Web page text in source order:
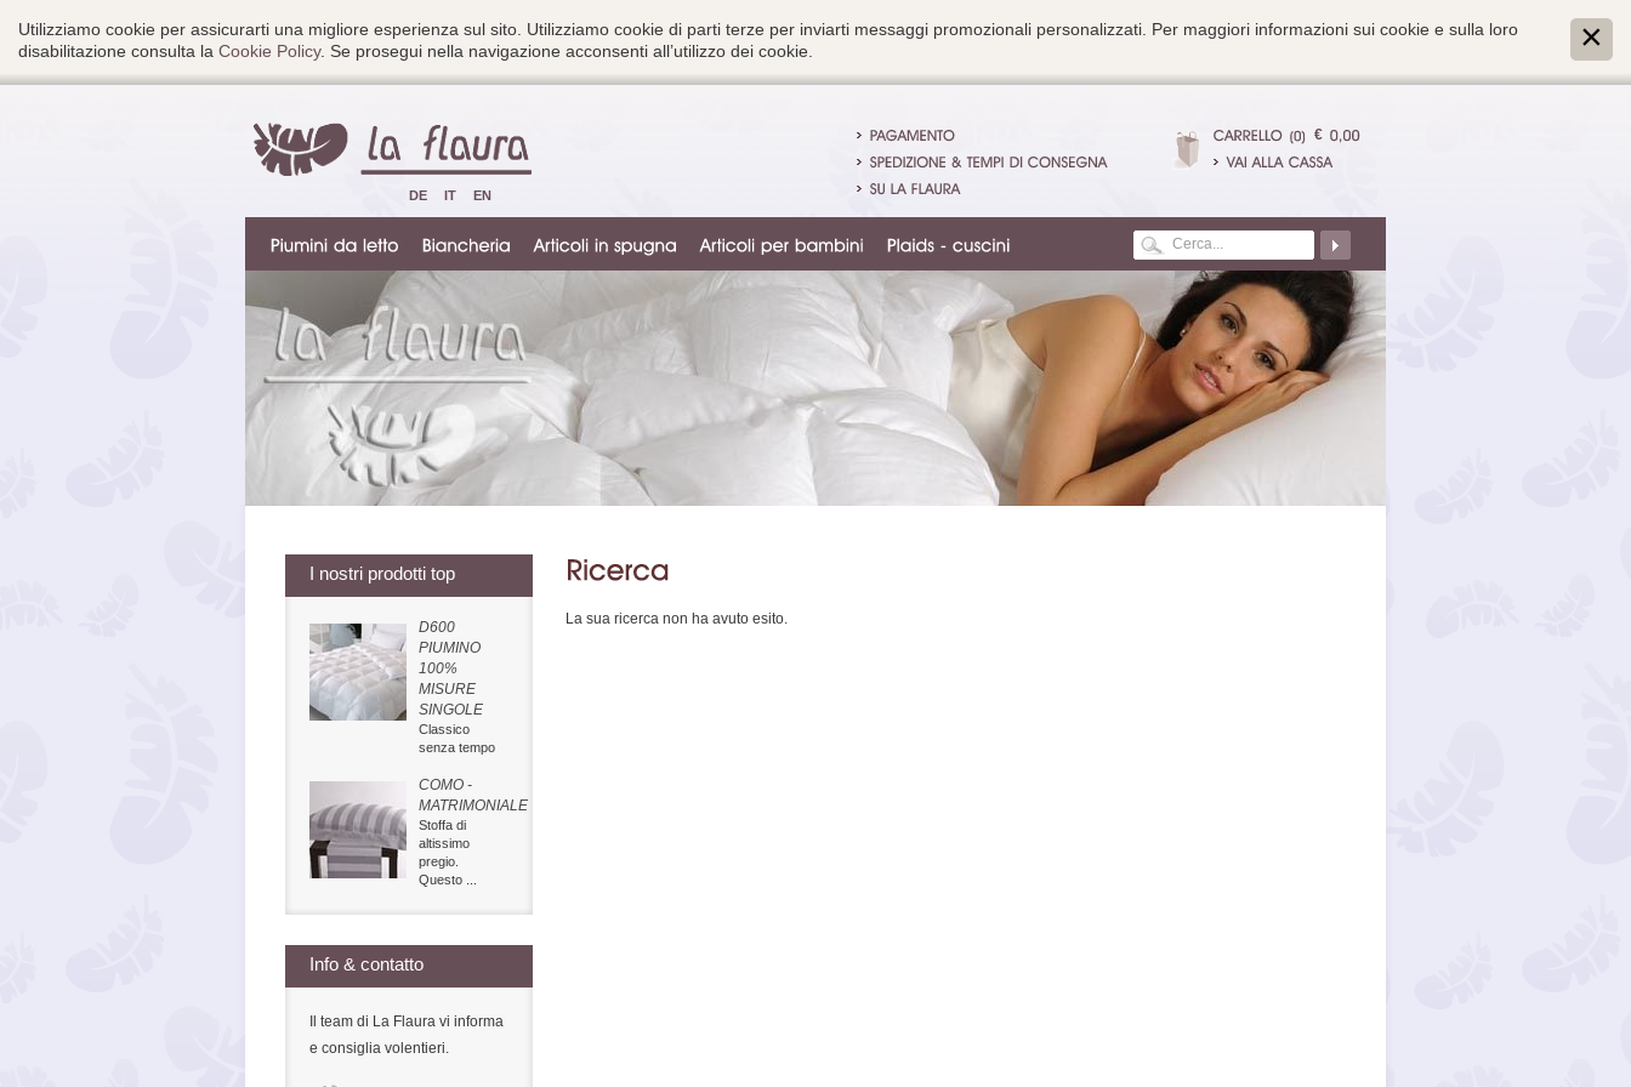
Utilizziamo cookie per assicurarti una migliore esperienza sul sito. Utilizziamo cookie di parti terze per inviarti messaggi promozionali personalizzati. Per maggiori informazioni sui cookie e sulla loro
disabilitazione consulta la Cookie Policy. Se prosegui nella navigazione acconsenti all’utilizzo dei cookie.
La sua ricerca non ha avuto esito.
I nostri prodotti top
D600
PIUMINO
100%
MISURE
SINGOLE
Classico
senza tempo
COMO -
MATRIMONIALE
Stoffa di
altissimo
pregio.
Questo ...
Info & contatto
Il team di La Flaura vi informa
e consiglia volentieri.
DE IT EN
€